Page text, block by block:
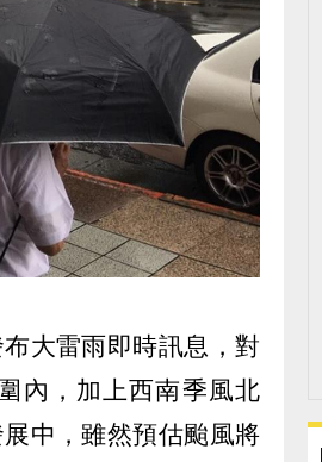
大雷雨即時訊息，對
內，加上西南季風北
中，雖然預估颱風將